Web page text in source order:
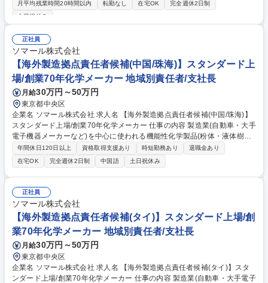
ス ■作業場の清掃、材料などの発注等(※インパクトドライバーでのビス打
の改変(杭打ち/アンカー固定/壁・床への穴あけ等)は一切伴いません。
【入社後】まずは先輩と一連の業務を経験。現場のプロである外部業者と
連携しながら、着実に知識とスキルを吸収し、無理なく独り立ちを目指せ
ます。 募集職種 【美術スタッフ（大道具制作）】撮影セットの制作スタ
ッフ／ものづくり
月平均残業時間20時間以内
転勤なし 在宅OK
完全週休2日制
土日祝休み
正社員
ソマール株式会社
【海外製造拠点責任者候補(中国/珠海)】スタンダード上
場/創業70年化学メーカー 地域別責任者/支社長
月給30万円～50万円
東京都中央区
企業名 ソマール株式会社 求人名 【海外製造拠点責任者候補(中国/珠海)】
スタンダード上場/創業70年化学メーカー 仕事の内容 製造業(自動車・大手
電子機器メーカーなど)を中心に使われる機能性化学製品(粉体・液体樹脂
製品など)の製造販売および商社機能も持つ弊社にて、中国拠点の責任者
候補を募集。国内で知識習得後、現地赴任頂きます。 現地で現在の拠点長
から業務引継ぎを実施。約50名の工場や営業の管理を通じ事業成長を牽引
します。■工場管理および営業拠点の業務管理 ■現地スタッフのマネジメ
ント ■日本本社の方針に基づく現地経営の推進 ■品質向上や製造効率の改
善施策の実行 ■現トップからの業務引継ぎ 【仕事の魅力】右肩上がりの成
長を続ける海外拠点の経営を担う、裁量の大きなポジションです。経験を
活かして拠点長として手腕を発揮できます。 募集職種 【海外製造拠点責
任者候補(中国/珠海)】スタンダード上場/創業70年化学メーカー
年間休日120日以上 資格取得支援あり 時短勤務あり
退職金あり
在宅OK
完全週休2日制 中国語 土日祝休み
正社員
ソマール株式会社
【海外製造拠点責任者候補(タイ)】スタンダード上場/創
業70年化学メーカー 地域別責任者/支社長
月給30万円～50万円
東京都中央区
企業名 ソマール株式会社 求人名 【海外製造拠点責任者候補(タイ)】スタ
ンダード上場/創業70年化学メーカー 仕事の内容 製造業(自動車・大手電子